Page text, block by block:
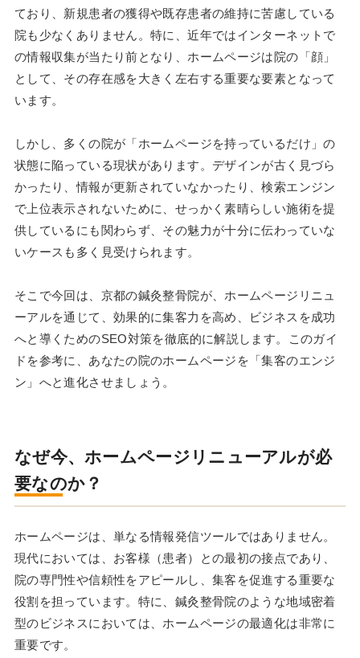
ており、新規患者の獲得や既存患者の維持に苦慮している
院も少なくありません。特に、近年ではインターネットで
の情報収集が当たり前となり、ホームページは院の「顔」
として、その存在感を大きく左右する重要な要素となって
います。
しかし、多くの院が「ホームページを持っているだけ」の
状態に陥っている現状があります。デザインが古く見づら
かったり、情報が更新されていなかったり、検索エンジン
で上位表示されないために、せっかく素晴らしい施術を提
供しているにも関わらず、その魅力が十分に伝わっていな
いケースも多く見受けられます。
そこで今回は、京都の鍼灸整骨院が、ホームページリニュ
ーアルを通じて、効果的に集客力を高め、ビジネスを成功
へと導くためのSEO対策を徹底的に解説します。このガイ
ドを参考に、あなたの院のホームページを「集客のエンジ
ン」へと進化させましょう。
なぜ今、ホームページリニューアルが必
要なのか？
ホームページは、単なる情報発信ツールではありません。
現代においては、お客様（患者）との最初の接点であり、
院の専門性や信頼性をアピールし、集客を促進する重要な
役割を担っています。特に、鍼灸整骨院のような地域密着
型のビジネスにおいては、ホームページの最適化は非常に
重要です。